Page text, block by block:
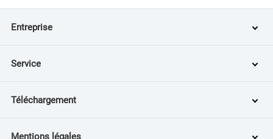
Entreprise
Service
Téléchargement
Mentions légales